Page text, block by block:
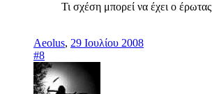
Τι σχέση μπορεί να έχει ο
Aeolus, 29 Ιουλίου 2008
#8